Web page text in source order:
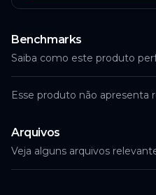
Benchmarks
Saiba como este produto
Esse produto não apresenta
Arquivos
Veja alguns arquivos